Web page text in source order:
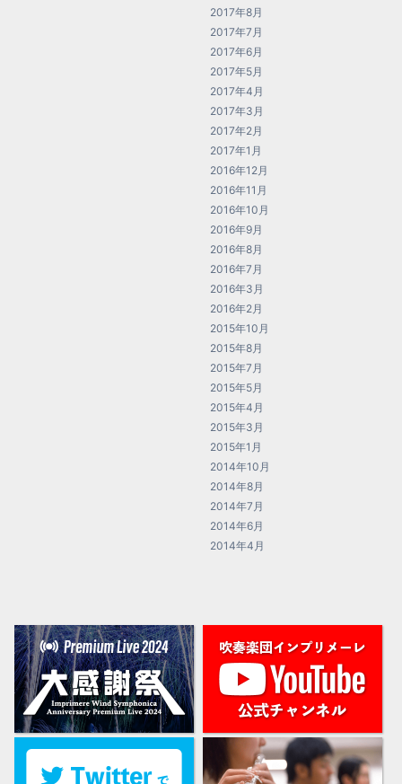
2017年8月
2017年7月
2017年6月
2017年5月
2017年4月
2017年3月
2017年2月
2017年1月
2016年12月
2016年11月
2016年10月
2016年9月
2016年8月
2016年7月
2016年3月
2016年2月
2015年10月
2015年8月
2015年7月
2015年5月
2015年4月
2015年3月
2015年1月
2014年10月
2014年8月
2014年7月
2014年6月
2014年4月